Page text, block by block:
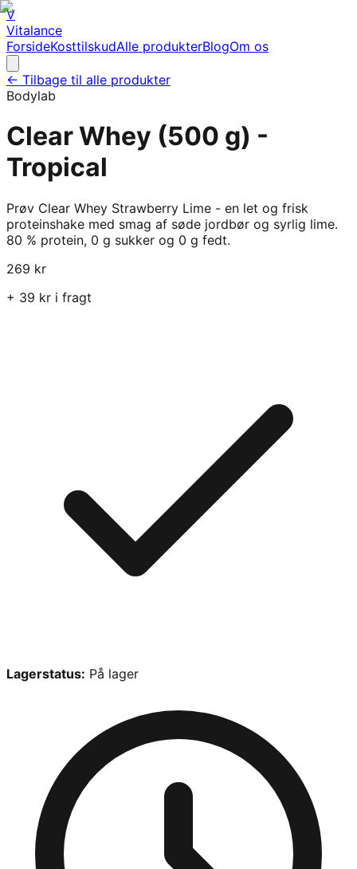
V
Vitalance
ForsideKosttilskudAlle produkterBlogOm os
← Tilbage til alle produkter
Bodylab
Clear Whey (500 g) -
Tropical
Prøv Clear Whey Strawberry Lime - en let og frisk
proteinshake med smag af søde jordbør og syrlig lime.
80 % protein, 0 g sukker og 0 g fedt.
269 kr
+ 39 kr i fragt
Lagerstatus: På lager